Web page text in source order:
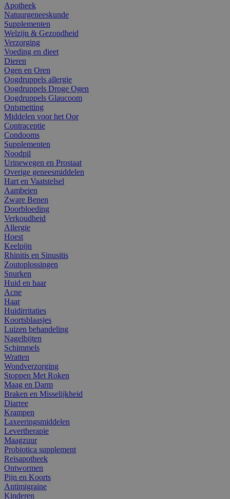
Apotheek
Natuurgeneeskunde
Supplementen
Welzijn & Gezondheid
Verzorging
Voeding en dieet
Dieren
Ogen en Oren
Oogdruppels allergie
Oogdruppels Droge Ogen
Oogdruppels Glaucoom
Ontsmetting
Middelen voor het Oor
Contraceptie
Condooms
Supplementen
Noodpil
Urinewegen en Prostaat
Overige geneesmiddelen
Hart en Vaatstelsel
Aambeien
Zware Benen
Doorbloeding
Verkoudheid
Allergie
Hoest
Keelpijn
Rhinitis en Sinusitis
Zoutoplossingen
Snurken
Huid en haar
Acne
Haar
Huidirritaties
Koortsblaasjes
Luizen behandeling
Nagelbijten
Schimmels
Wratten
Wondverzorging
Stoppen Met Roken
Maag en Darm
Braken en Misselijkheid
Diarree
Krampen
Laxeeringsmiddelen
Levertherapie
Maagzuur
Probiotica supplement
Reisapotheek
Ontwormen
Pijn en Koorts
Antimigraine
Kinderen